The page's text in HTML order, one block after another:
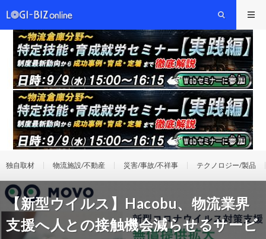
独自取材 物流施設/不動産 災害/事故/不祥事 テクノロジー/製品
【新型ウイルス】Hacobu、物流業界
支援へ人との接触機会減らせるサービ